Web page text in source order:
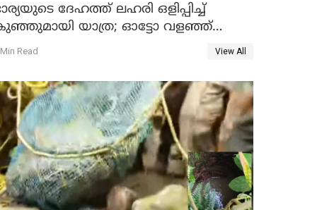
ദേഹത്ത് ലഹരി ഒളിപ്പിച്ച്
യാത്ര; ഓട്ടോ വളഞ്ഞ്
പിടികൂടി പൊലീസ്
Read View All